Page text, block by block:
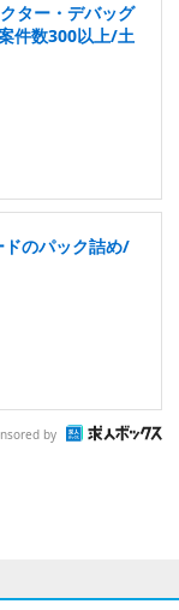
ター・デバッグ
件数300以上/土
のパック詰め/
by